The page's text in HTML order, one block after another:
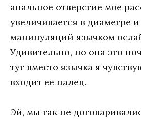
анальное отверстие мое
увеличивается в диаметре
манипуляций язычком
Удивительно, но она это
тут вместо язычка я
входит ее палец.
Эй, мы так не